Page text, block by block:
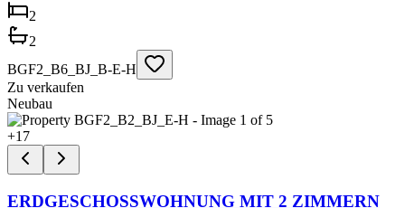
2
2
BGF2_B6_BJ_B-E-H
Zu verkaufen
Neubau
+17
ERDGESCHOSSWOHNUNG MIT 2 ZIMMERN